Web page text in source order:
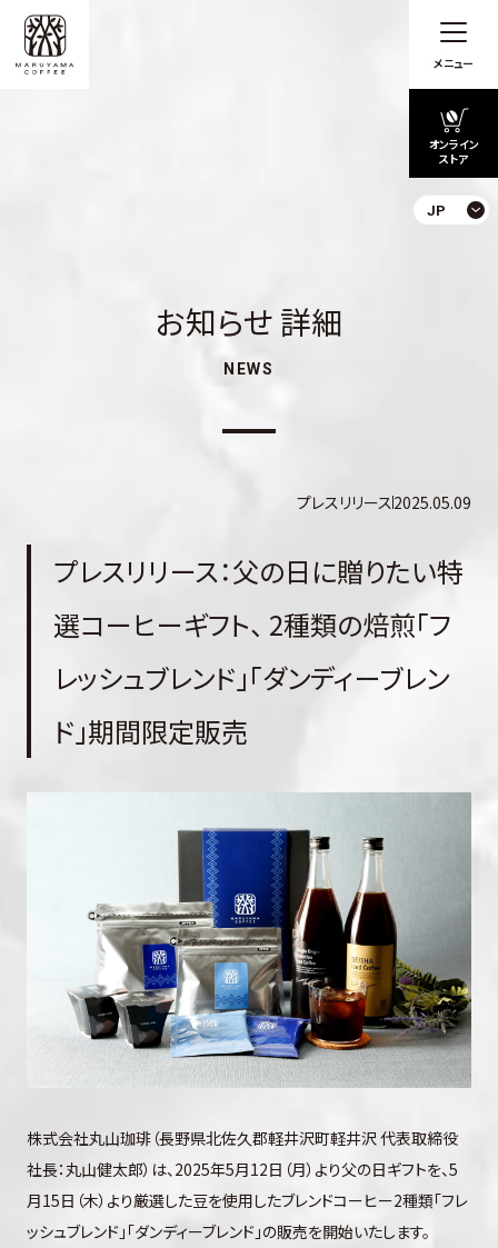
メニュー
オンライン
ストア
JP
お知らせ 詳細
NEWS
プレスリリース2025.05.09
プレスリリース：父の日に贈りたい特
選コーヒーギフト、 2種類の焙煎「フ
レッシュブレンド」「ダンディーブレン
ド」期間限定販売
株式会社丸⼭珈琲（⻑野県北佐久郡軽井沢町軽井沢 代表取締役
社長：丸⼭健太郎）は、2025年5月12日（月）より父の日ギフトを、5
月15日（木）より厳選した豆を使用したブレンドコーヒー2種類「フレ
ッシュブレンド」「ダンディーブレンド」の販売を開始いたします。